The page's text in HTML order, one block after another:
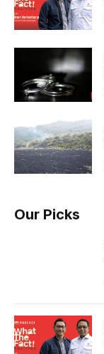
Our Picks